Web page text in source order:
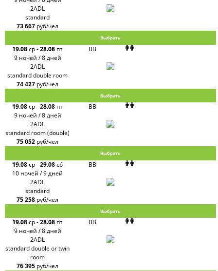
2ADL
standard
73 667 руб/чел
Выбрать
19.08ср-28.08 пт
9 ночей / 8 дней
BB
2ADL
standard double room
74 427 руб/чел
Выбрать
19.08ср-28.08 пт
9 ночей / 8 дней
BB
2ADL
standard room (double)
75 052 руб/чел
Выбрать
19.08ср-29.08сб
10 ночей / 9 дней
BB
2ADL
standard
75 258 руб/чел
Выбрать
19.08ср-28.08 пт
9 ночей / 8 дней
BB
2ADL
standard double or twin
room
76 395 руб/чел